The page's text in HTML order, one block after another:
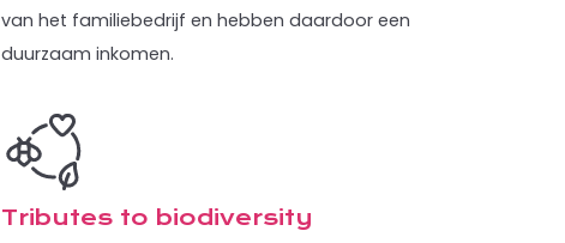
van het familiebedrijf en hebben daardoor een
duurzaam inkomen.
Tributes to biodiversity